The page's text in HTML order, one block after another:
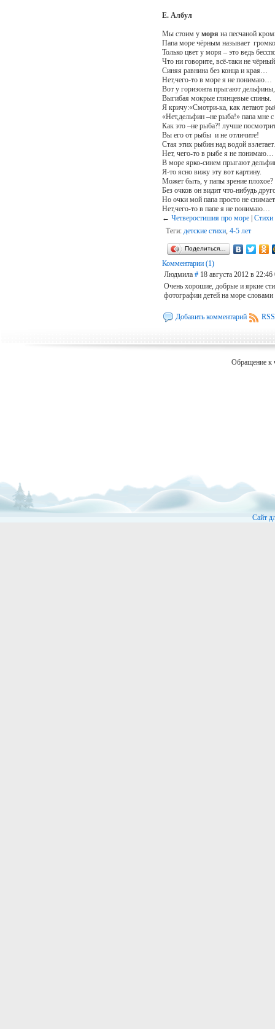
Е. Албул
Мы стоим у моря на песчаной
Папа море чёрным называет
Только цвет у моря – это ведь
Что ни говорите, всё-таки не
Синяя равнина без конца и края…
Нет,чего-то в море я не понимаю…
Вот у горизонта прыгают дельфины,
Выгибая мокрые глянцевые спины.
Я кричу:«Смотри-ка, как летают
«Нет,дельфин –не рыба!» папа мне
Как это –не рыба?! лучше
Вы его от рыбы и не отличите!
Стая этих рыбин над водой
Нет, чего-то в рыбе я не понимаю…
В море ярко-синем прыгают
Я-то ясно вижу эту вот картину.
Может быть, у папы зрение плохое?
Без очков он видит что-нибудь
Но очки мой папа просто не
Нет,чего-то в папе я не понимаю…
← Четверостишия про море|
Теги: детские стихи, 4-5 лет
Поделиться…
Комментарии (1)
Людмила # 18 августа 2012 в 22:46
Очень хорошие, добрые и яркие
фотографии детей на море
Добавить комментарий
Обращение к
Сайт